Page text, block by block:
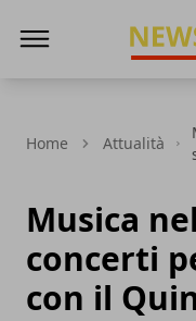
Home Attualità
Musica
concerti
con il